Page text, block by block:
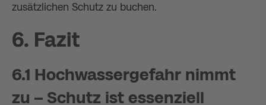
zusätzlichen Schutz zu buchen.
6. Fazit
6.1 Hochwassergefahr nimmt
zu – Schutz ist essenziell